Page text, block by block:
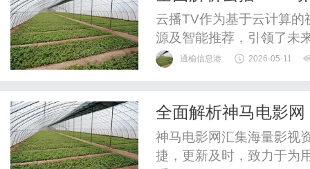
云播TV作为基于云计算
源及智能推荐，引领了未
通榆信息港 2026-05-11
全面解析神马电影
神马电影网汇集海量影视
捷，更新及时，致力于为